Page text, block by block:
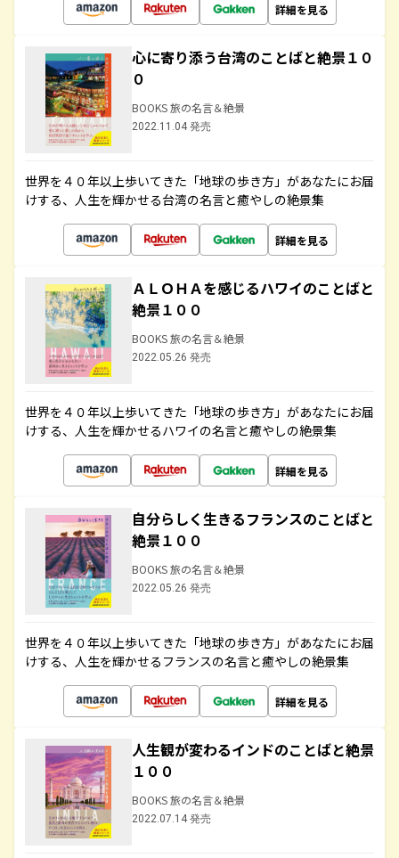
詳細を見る
心に寄り添う台湾のことばと絶景１０
０
BOOKS 旅の名言＆絶景
2022.11.04 発売
世界を４０年以上歩いてきた「地球の歩き方」があなたにお届
けする、人生を輝かせる台湾の名言と癒やしの絶景集
詳細を見る
ＡＬＯＨＡを感じるハワイのことばと
絶景１００
BOOKS 旅の名言＆絶景
2022.05.26 発売
世界を４０年以上歩いてきた「地球の歩き方」があなたにお届
けする、人生を輝かせるハワイの名言と癒やしの絶景集
詳細を見る
自分らしく生きるフランスのことばと
絶景１００
BOOKS 旅の名言＆絶景
2022.05.26 発売
世界を４０年以上歩いてきた「地球の歩き方」があなたにお届
けする、人生を輝かせるフランスの名言と癒やしの絶景集
詳細を見る
人生観が変わるインドのことばと絶景
１００
BOOKS 旅の名言＆絶景
2022.07.14 発売